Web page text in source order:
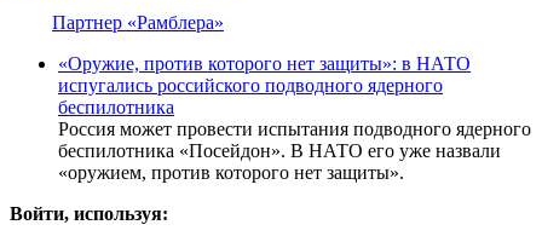
Партнер «Рамблера»
«Оружие, против которого нет защиты»: в НАТО
испугались российского подводного ядерного
беспилотника
Россия может провести испытания подводного ядерного
беспилотника «Посейдон». В НАТО его уже назвали
«оружием, против которого нет защиты».
Войти, используя: